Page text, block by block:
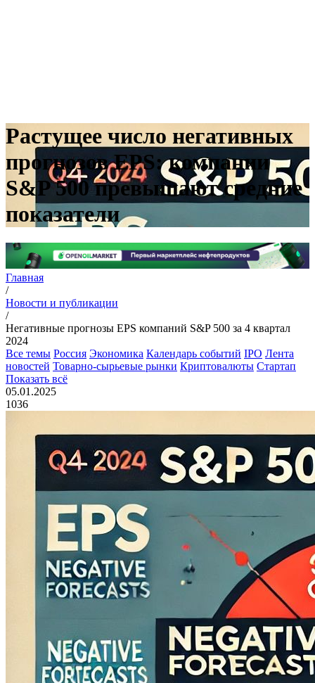
Растущее число негативных
прогнозов EPS: компании
S&P 500 превышают средние
показатели
Главная
/
Новости и публикации
/
Негативные прогнозы EPS компаний S&P 500 за 4 квартал
2024
Все темы Россия Экономика Календарь событий IPO Лента
новостей Товарно-сырьевые рынки Криптовалюты Стартап
Показать всё
05.01.2025
1036